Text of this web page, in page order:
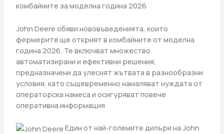
комбайните за моделна година 2026
John Deere обяви нововъведенията, които
фермерите ще открият в комбайните от моделна
година 2026. Те включват множество
автоматизирани и ефективни решения,
предназначени да улеснят жътвата в разнообразни
условия, като същевременно намаляват нуждата от
операторска намеса и осигуряват повече
оперативна информация
Един от най-големите дилъри на John